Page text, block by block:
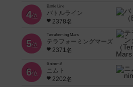
4位
Battle Line
バトルライン
2378名
5位
Terraforming Mars
テラフォーミングマーズ
2371名
6位
6 nimmt!
ニムト
2202名